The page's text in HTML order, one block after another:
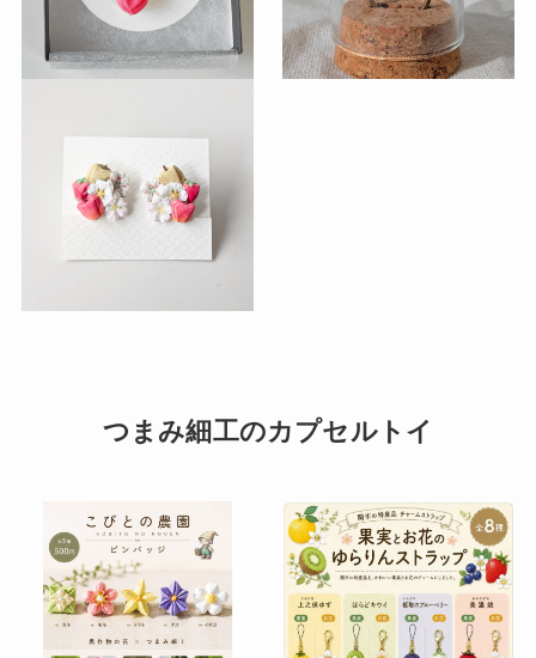
つまみ細工のカプセルトイ